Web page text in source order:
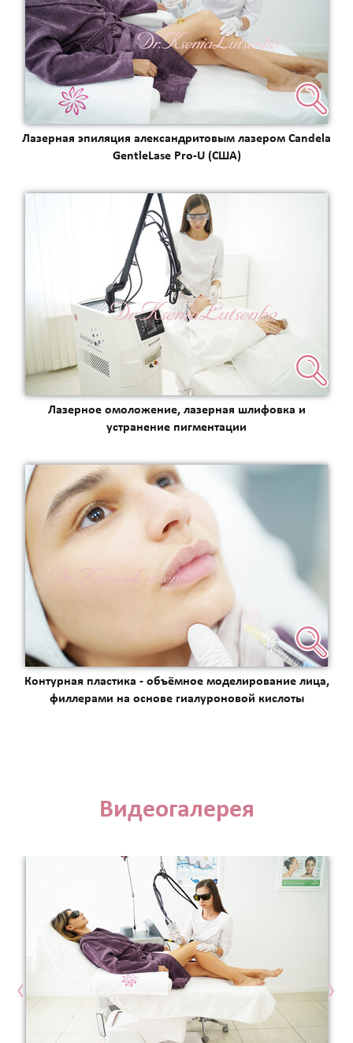
SMAS лифтинг оригинальным
аппаратом ULTHERA System
СМАС лифтинг в косметологии Esthetic Clinic на
оригинальном аппарате ULTHERA
ЛАЗЕРНАЯ КОСМЕТОЛОГИЯ
Лазерная эпиляция александритовым лазером
CANDELA GentleLase Pro U (США), прайс для
женщин.
Лазерная эпиляция александритовым лазером
Нити APTOS - безоперационная подтяжка лица
рассасывающимися нитями Аптос
УСТРАНЕНИЕ ЖИРОВЫХ ОТЛОЖЕНИЙ
Удаление жира липолитиками
Лазерная эпиляция александритовым лазером Candela
GentleLase Pro-U (США)
Лазерное омоложение, лазерная шлифовка и
устранение пигментации
Контурная пластика - объёмное моделирование лица,
филлерами на основе гиалуроновой кислоты
Видеогалерея
‹ ›